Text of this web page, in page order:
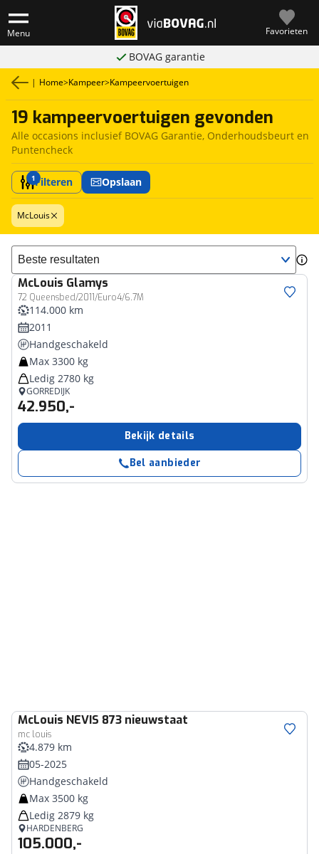
Menu Favorieten
BOVAG garantie
| Home>Kampeer>Kampeervoertuigen
19 kampeervoertuigen gevonden
Alle occasions inclusief BOVAG Garantie, Onderhoudsbeurt en
Puntencheck
1Filteren Opslaan
McLouis
Sorteer resultaten
McLouis Glamys
72 Queensbed/2011/Euro4/6.7M
114.000 km
2011
Handgeschakeld
Max 3300 kg
Ledig 2780 kg
GORREDIJK
42.950,-
Bekijk details
Bel aanbieder
McLouis NEVIS 873 nieuwstaat
mc louis
4.879 km
05-2025
Handgeschakeld
Max 3500 kg
Ledig 2879 kg
HARDENBERG
105.000,-